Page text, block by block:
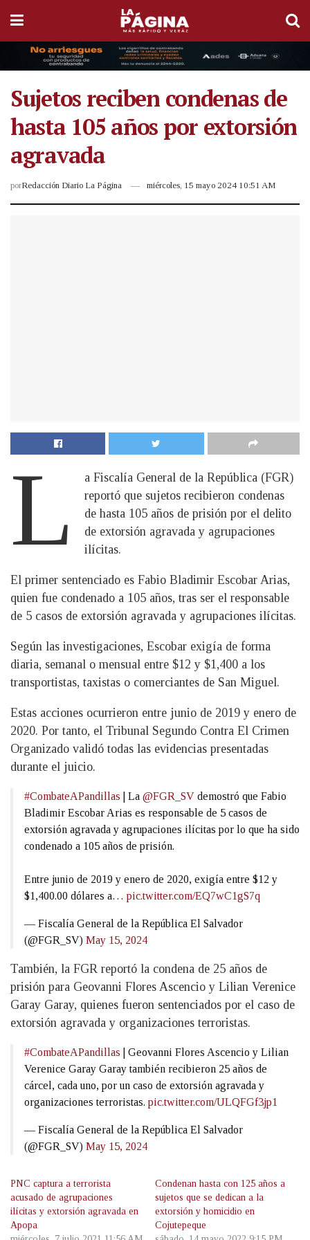
Sujetos reciben condenas de
hasta 105 años por extorsión
agravada
porRedacción Diario La Página miércoles, 15 mayo 2024 10:51 AM
L
a Fiscalía General de la República (FGR)
reportó que sujetos recibieron condenas
de hasta 105 años de prisión por el delito
de extorsión agravada y agrupaciones
ilícitas.
El primer sentenciado es Fabio Bladimir Escobar Arias,
quien fue condenado a 105 años, tras ser el responsable
de 5 casos de extorsión agravada y agrupaciones ilícitas.
Según las investigaciones, Escobar exigía de forma
diaria, semanal o mensual entre $12 y $1,400 a los
transportistas, taxistas o comerciantes de San Miguel.
Estas acciones ocurrieron entre junio de 2019 y enero de
2020. Por tanto, el Tribunal Segundo Contra El Crimen
Organizado validó todas las evidencias presentadas
durante el juicio.
#CombateAPandillas | La @FGR_SV demostró que Fabio
Bladimir Escobar Arias es responsable de 5 casos de
extorsión agravada y agrupaciones ilícitas por lo que ha sido
condenado a 105 años de prisión.
Entre junio de 2019 y enero de 2020, exigía entre $12 y
$1,400.00 dólares a… pic.twitter.com/EQ7wC1gS7q
— Fiscalía General de la República El Salvador
(@FGR_SV) May 15, 2024
También, la FGR reportó la condena de 25 años de
prisión para Geovanni Flores Ascencio y Lilian Verenice
Garay Garay, quienes fueron sentenciados por el caso de
extorsión agravada y organizaciones terroristas.
#CombateAPandillas | Geovanni Flores Ascencio y Lilian
Verenice Garay Garay también recibieron 25 años de
cárcel, cada uno, por un caso de extorsión agravada y
organizaciones terroristas. pic.twitter.com/ULQFGf3jp1
— Fiscalía General de la República El Salvador
(@FGR_SV) May 15, 2024
PNC captura a terrorista
acusado de agrupaciones
ilícitas y extorsión agravada en
Apopa
Condenan hasta con 125 años a
sujetos que se dedican a la
extorsión y homicidio en
Cojutepeque